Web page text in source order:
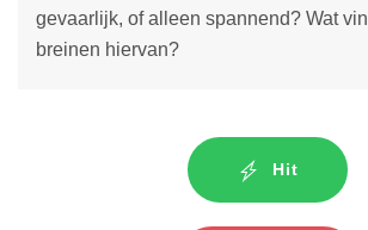
gevaarlijk, of alleen spannend? Wat
breinen hiervan?
Hit